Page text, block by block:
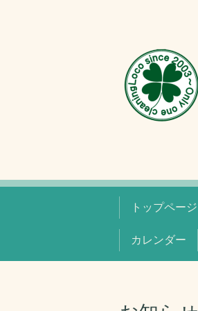
トップページ
カレンダー